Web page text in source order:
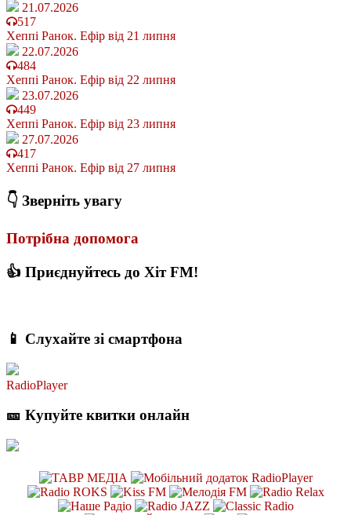
21.07.2026
517
Хеппі Ранок. Ефір від 21 липня
22.07.2026
484
Хеппі Ранок. Ефір від 22 липня
23.07.2026
449
Хеппі Ранок. Ефір від 23 липня
27.07.2026
417
Хеппі Ранок. Ефір від 27 липня
👇 Зверніть увагу
Потрібна допомога
👍 Приєднуйтесь до Хіт FM!
📱 Слухайте зі смартфона
RadioPlayer
🎫 Купуйте квитки онлайн